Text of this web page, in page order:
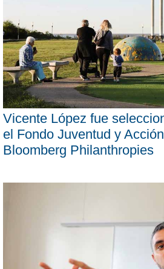
Vicente López fue
el Fondo Juventud y
Bloomberg Philanthropies